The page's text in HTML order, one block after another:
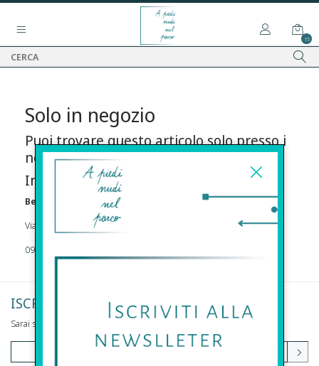
15
Solo in negozio
Puoi trovare questo articolo solo presso i
nostri punti vendita:
Info contatti
Before s.r.l.s.
Via Della Maestranza , 23 96100 Siracusa
09311962373
ISCRIVITI ALLA NEWSLETTER
Sarai sempre aggiornato su offerte e promozioni.